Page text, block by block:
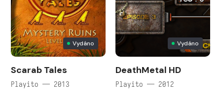
Vydáno
Scarab Tales
Playito — 2013
Vydáno
DeathMetal HD
Playito — 2012